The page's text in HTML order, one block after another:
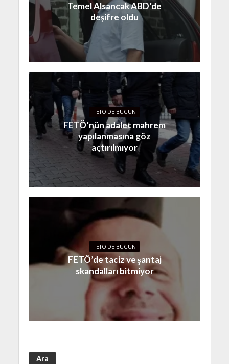
Temel Alsancak ABD’de
deşifre oldu
FETÖ'DE BUGÜN
FETÖ’nün adalet mahrem
yapılanmasına göz
açtırılmıyor
FETÖ'DE BUGÜN
FETÖ’de taciz ve şantaj
skandalları bitmiyor
Ara